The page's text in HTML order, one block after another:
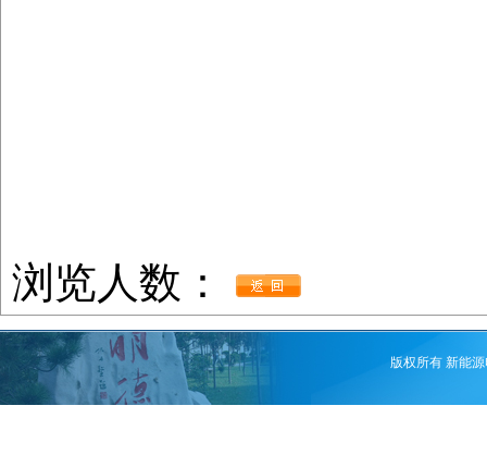
浏览人数：
版权所有 新能